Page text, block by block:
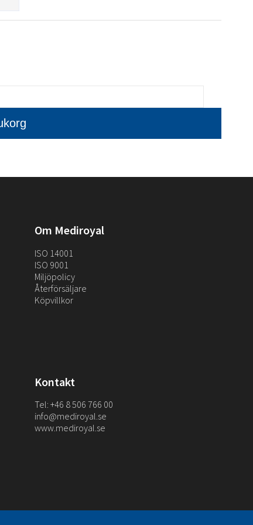
Om Mediroyal
ISO 14001
ISO 9001
Miljöpolicy
Återförsäljare
Köpvillkor
Kontakt
Tel: +46 8 506 766 00
info@mediroyal.se
www.mediroyal.se